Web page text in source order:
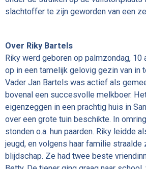
slachtoffer te zijn geworden van een
Over Riky Bartels
Riky werd geboren op palmzondag, 10
op in een tamelijk gelovig gezin van in
Vader Jan Bartels was actief als
bovenal een succesvolle melkboer.
eigenzeggen in een prachtig huis in
over een grote tuin beschikte. In
stonden o.a. hun paarden. Riky leidde
jeugd, en volgens haar familie straalde
blijdschap. Ze had twee beste